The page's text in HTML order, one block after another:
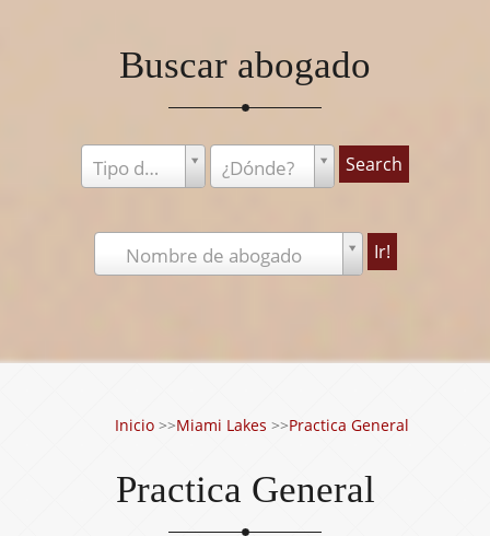
Buscar abogado
Tipo de abogado ¿Dónde?
Nombre de abogado
Inicio >>Miami Lakes >>Practica General
Practica General